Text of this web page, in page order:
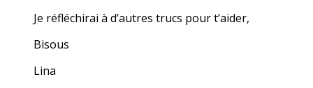
Je réfléchirai à d’autres trucs pour t’aider,
Bisous
Lina